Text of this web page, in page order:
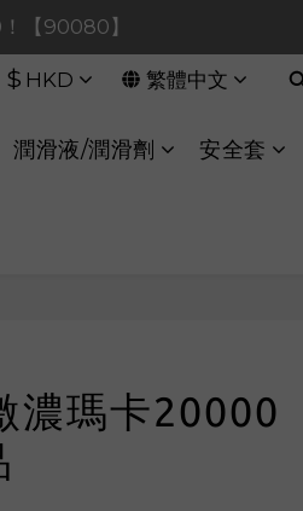
【90080】
【90080】
40020】
至 11:00 暫停交易
【90080】
$ HKD 繁體中文
潤滑液/潤滑劑 安全套
濃瑪卡20000